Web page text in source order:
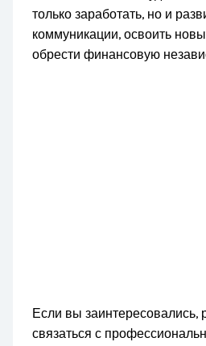
только заработать, но и
коммуникации, освоить
обрести финансовую
Если вы заинтересовались,
связаться с